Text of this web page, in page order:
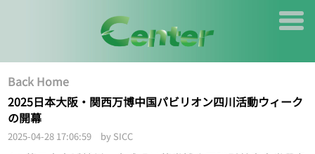
Back Home
2025日本大阪・関西万博中国パビリオン四川活動ウィーク
の開幕
2025-04-28 17:06:59 by SICC